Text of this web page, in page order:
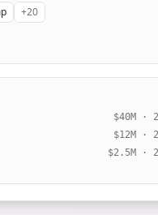
+20
$40M ·
$12M ·
$2.5M ·